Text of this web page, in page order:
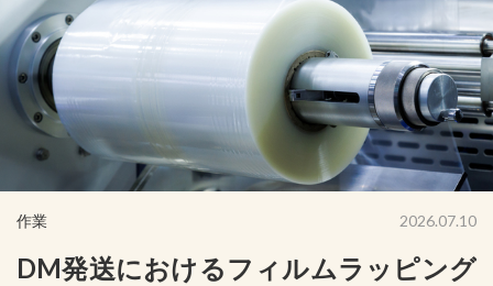
作業 2026.07.10
DM発送におけるフィルムラッピング